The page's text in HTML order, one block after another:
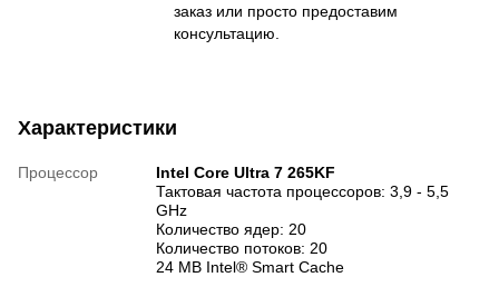
заказ или просто предоставим
консультацию.
Характеристики
Процессор
Intel Core Ultra 7 265KF
Тактовая частота процессоров: 3,9 - 5,5
GHz
Количество ядер: 20
Количество потоков: 20
24 MB Intel® Smart Cache